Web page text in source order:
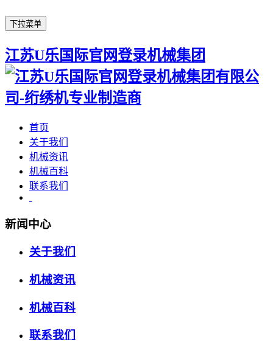
下拉菜单
江苏U乐国际官网登录机械集团
首页
关于我们
机械资讯
机械百科
联系我们
新闻中心
关于我们
机械资讯
机械百科
联系我们